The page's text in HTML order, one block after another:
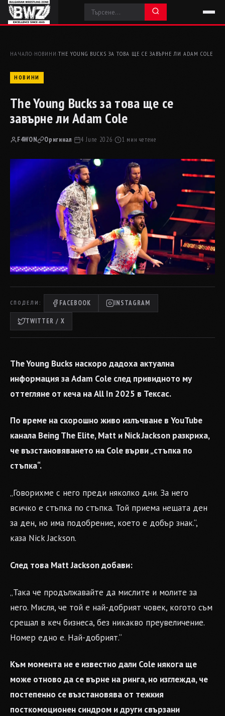
НАЧАЛО› НОВИНИ ›THE YOUNG BUCKS ЗА ТОВА ЩЕ СЕ ЗАВЪРНЕ ЛИ ADAM COLE
НОВИНИ
The Young Bucks за това ще се
завърне ли Adam Cole
F4WON Оригинал· 4 June 2026· 1 мин четене
СПОДЕЛИ: FACEBOOK INSTAGRAM
TWITTER / X
The Young Bucks наскоро дадоха актуална
информация за Adam Cole след привидното му
оттегляне от кеча на All In 2025 в Тексас.
По време на скорошно живо излъчване в YouTube
канала Being The Elite, Matt и Nick Jackson разкриха,
че възстановяването на Cole върви „стъпка по
стъпка“.
„Говорихме с него преди няколко дни. За него
всичко е стъпка по стъпка. Той приема нещата ден
за ден, но има подобрение, което е добър знак.“,
каза Nick Jackson.
След това Matt Jackson добави:
„Така че продължавайте да мислите и молите за
него. Мисля, че той е най-добрият човек, когото съм
срещал в кеч бизнеса, без никакво преувеличение.
Номер едно е. Най-добрият.“
Към момента не е известно дали Cole някога ще
може отново да се върне на ринга, но изглежда, че
постепенно се възстановява от тежкия
посткомоционен синдром и други свързани